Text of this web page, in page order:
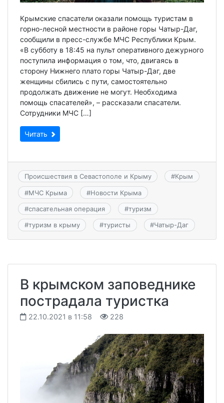
Крымские спасатели оказали помощь туристам в
горно-лесной местности в районе горы Чатыр-Даг,
сообщили в пресс-службе МЧС Республики Крым.
«В субботу в 18:45 на пульт оперативного дежурного
поступила информация о том, что, двигаясь в
сторону Нижнего плато горы Чатыр-Даг, две
женщины сбились с пути, самостоятельно
продолжать движение не могут. Необходима
помощь спасателей», – рассказали спасатели.
Сотрудники МЧС […]
Читать
Происшествия в Севастополе и Крыму #Крым
#МЧС Крыма #Новости Крыма
#спасательная операция #туризм
#туризм в крыму #туристы #Чатыр-Даг
В крымском заповеднике
пострадала туристка
22.10.2021 в 11:58 228